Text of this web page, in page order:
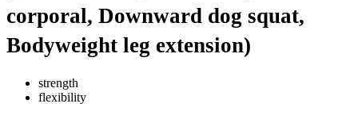
corporal, Downward dog squat,
Bodyweight leg extension)
strength
flexibility